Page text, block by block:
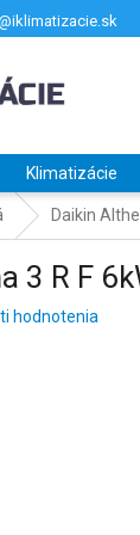
Klimatizácie
Daikin
3 R F
hodnotenia